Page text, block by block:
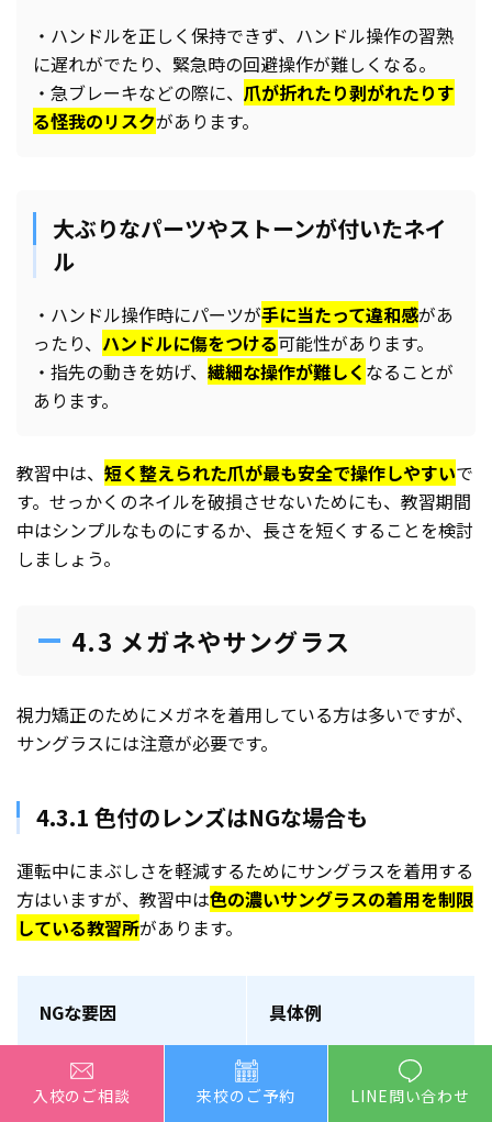
入校のご相談 来校のご予約 LINE問い合わせ
・ハンドルを正しく保持できず、ハンドル操作の習熟
に遅れがでたり、緊急時の回避操作が難しくなる。
・急ブレーキなどの際に、 爪が折れたり剥がれたりす
る怪我のリスクがあります。
大ぶりなパーツやストーンが付いたネイ
ル
・ハンドル操作時にパーツが手に当たって違和感があ
ったり、 ハンドルに傷をつける可能性があります。
・指先の動きを妨げ、 繊細な操作が難しく なることが
あります。
教習中は、 短く整えられた爪が最も安全で操作しやすいで
す。せっかくのネイルを破損させないためにも、教習期間
中はシンプルなものにするか、長さを短くすることを検討
しましょう。
4.3 メガネやサングラス
視力矯正のためにメガネを着用している方は多いですが、
サングラスには注意が必要です。
4.3.1 色付のレンズはNGな場合も
運転中にまぶしさを軽減するためにサングラスを着用する
方はいますが、教習中は色の濃いサングラスの着用を制限
している教習所があります。
NGな要因 具体例
視界の確保
特にトンネル内や日